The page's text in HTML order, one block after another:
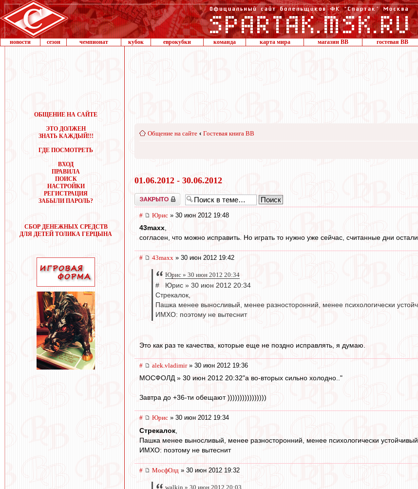
новости сезон чемпионат кубок еврокубки команда карта мира магазин ВВ гостевая ВВ
ОБЩЕНИЕ НА САЙТЕ
ЭТО ДОЛЖЕН
ЗНАТЬ КАЖДЫЙ!!!
ГДЕ ПОСМОТРЕТЬ
ВХОД
ПРАВИЛА
ПОИСК
НАСТРОЙКИ
РЕГИСТРАЦИЯ
ЗАБЫЛИ ПАРОЛЬ?
СБОР ДЕНЕЖНЫХ СРЕДСТВ
ДЛЯ ДЕТЕЙ ТОЛИКА ГЕРЦЫНА
Общение на сайте ‹ Гостевая книга ВВ
01.06.2012 - 30.06.2012
Закрыто
# Юрис » 30 июн 2012 19:48
43maxx,
согласен, что можно исправить. Но играть то нужно уже сейчас, считанные дни
# 43maxx » 30 июн 2012 19:42
Юрис » 30 июн 2012 20:34
# Юрис » 30 июн 2012 20:34
Стрекалок,
Пашка менее выносливый, менее разносторонний, менее психологически
ИМХО: поэтому не вытеснит
Это как раз те качества, которые еще не поздно исправлять, я думаю.
# alek.vladimir» 30 июн 2012 19:36
МОСФОЛД » 30 июн 2012 20:32"а во-вторых сильно холодно.."
Завтра до +36-ти обещают ))))))))))))))))
# Юрис » 30 июн 2012 19:34
Стрекалок
Пашка менее выносливый, менее разносторонний, менее психологически устойчивый.
ИМХО: поэтому не вытеснит
# МосфОлд » 30 июн 2012 19:32
walkin » 30 июн 2012 20:03